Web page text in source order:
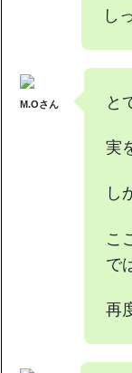
し
M.Oさん と
実
し
こ
で
再